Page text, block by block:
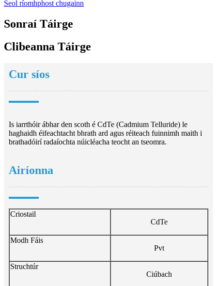
Seol ríomhphost chugainn
Sonraí Táirge
Clibeanna Táirge
Cur síos
Is iarrthóir ábhar den scoth é CdTe (Cadmium Telluride) le
haghaidh éifeachtacht bhrath ard agus réiteach fuinnimh maith i
brathadóirí radaíochta núicléacha teocht an tseomra.
Airíonna
Criostail
CdTe
Modh Fáis
Pvt
Struchtúr
Ciúbach